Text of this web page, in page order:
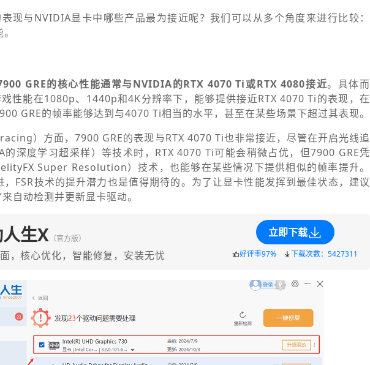
现与NVIDIA显卡中哪些产品最为接近呢？我们可以从多个角度来进行比较：
GRE的核心性能通常与NVIDIA的RTX 4070 Ti或RTX 4080接近。具体而
性能在1080p、1440p和4K分辨率下，能够提供接近RTX 4070 Ti的表现，在
GRE的帧率能够达到与4070 Ti相当的水平，甚至在某些场景下超过其表现。
）方面，7900 GRE的表现与RTX 4070 Ti也非常接近，尽管在开启光线追
的深度学习超采样）等技术时，RTX 4070 Ti可能会稍微占优，但7900 GRE凭
Super Resolution）技术，也能够在某些情况下提供相似的帧率提升。
，FSR技术的提升潜力也是值得期待的。为了让显卡性能发挥到最佳状态，建议
来自动检测并更新显卡驱动。
生X （官方版）
，核心优化，智能修复，安装无忧
立即下载
好评率97% 下载次数：5427311